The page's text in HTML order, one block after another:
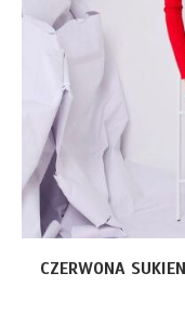
CZERWONA